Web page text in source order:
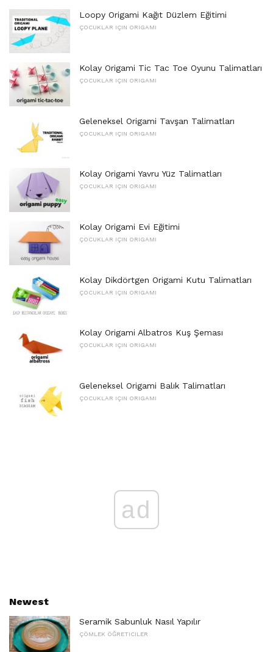
Loopy Origami Kağıt Düzlem Eğitimi
ÇOCUKLAR IÇIN ORIGAMI
Kolay Origami Tic Tac Toe Oyunu Talimatları
ÇOCUKLAR IÇIN ORIGAMI
Geleneksel Origami Tavşan Talimatları
ÇOCUKLAR IÇIN ORIGAMI
Kolay Origami Yavru Yüz Talimatları
ÇOCUKLAR IÇIN ORIGAMI
Kolay Origami Evi Eğitimi
ÇOCUKLAR IÇIN ORIGAMI
Kolay Dikdörtgen Origami Kutu Talimatları
ÇOCUKLAR IÇIN ORIGAMI
Kolay Origami Albatros Kuş Şeması
ÇOCUKLAR IÇIN ORIGAMI
Geleneksel Origami Balık Talimatları
ÇOCUKLAR IÇIN ORIGAMI
ad
Newest
Seramik Sabunluk Nasıl Yapılır
ÇÖMLEK ÖĞRETICILER